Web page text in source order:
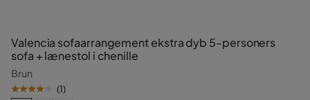
Valencia sofaarrangement ekstra dyb 5-personers
sofa + lænestol i chenille
Brun
(1)